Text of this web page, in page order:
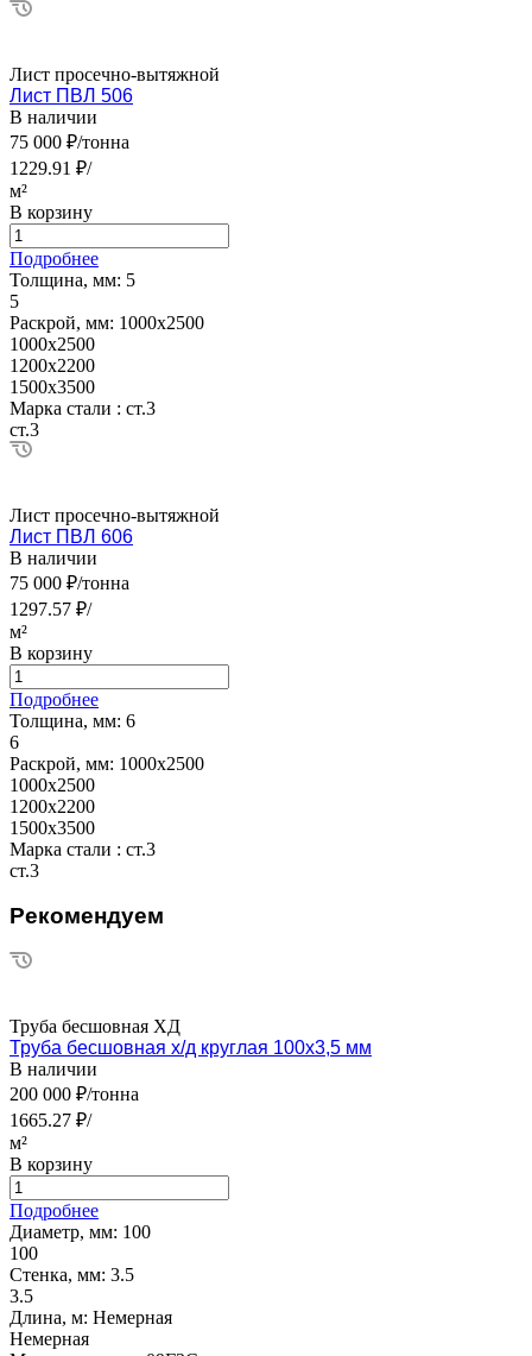
Лист просечно-вытяжной
Лист ПВЛ 506
В наличии
75 000 ₽/тонна
1229.91 ₽/
м²
В корзину
Подробнее
Толщина, мм: 5
5
Раскрой, мм: 1000х2500
1000х2500
1200х2200
1500х3500
Марка стали : ст.3
ст.3
Лист просечно-вытяжной
Лист ПВЛ 606
В наличии
75 000 ₽/тонна
1297.57 ₽/
м²
В корзину
Подробнее
Толщина, мм: 6
6
Раскрой, мм: 1000х2500
1000х2500
1200х2200
1500х3500
Марка стали : ст.3
ст.3
Рекомендуем
Труба бесшовная ХД
Труба бесшовная х/д круглая 100х3,5 мм
В наличии
200 000 ₽/тонна
1665.27 ₽/
м²
В корзину
Подробнее
Диаметр, мм: 100
100
Стенка, мм: 3.5
3.5
Длина, м: Немерная
Немерная